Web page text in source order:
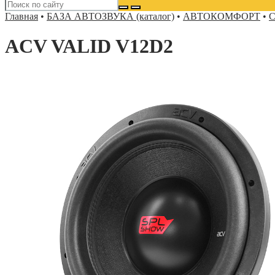
Главная • БАЗА АВТОЗВУКА (каталог) • АВТОКОМФОРТ •
ACV VALID V12D2